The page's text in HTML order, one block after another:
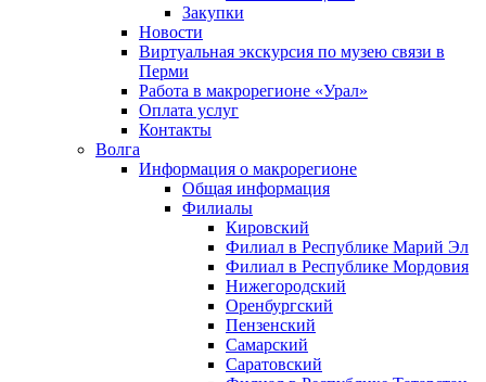
Закупки
Новости
Виртуальная экскурсия по музею связи в
Перми
Работа в макрорегионе «Урал»
Оплата услуг
Контакты
Волга
Информация о макрорегионе
Общая информация
Филиалы
Кировский
Филиал в Республике Марий Эл
Филиал в Республике Мордовия
Нижегородский
Оренбургский
Пензенский
Самарский
Саратовский